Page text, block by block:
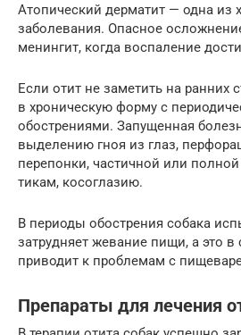
Атопический дерматит — одна из
заболевания. Опасное
менингит, когда воспаление
Если отит не заметить на ранних
в хроническую форму с
обострениями. Запущенная
выделению гноя из глаз,
перепонки, частичной или полной
тикам, косоглазию.
В периоды обострения собака
затрудняет жевание пищи, а это
приводит к проблемам с
Препараты для лечения